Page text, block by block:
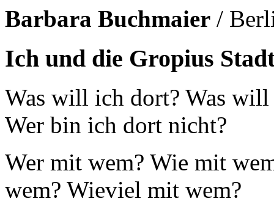
Barbara Buchmaier /
Ich und die Gropius
Was will ich dort? Was
Wer bin ich dort nicht?
Wer mit wem? Wie mit
wem? Wieviel mit wem?